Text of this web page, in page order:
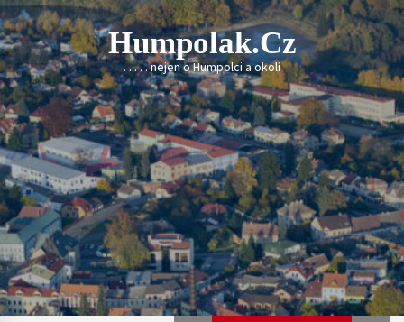
Skip
to
content
Humpolak.cz
. . . . . nejen o Humpolci a okolí